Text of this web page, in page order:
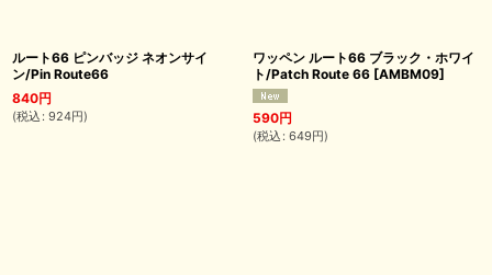
ルート66 ピンバッジ ネオンサイ
ン/Pin Route66
840円
(税込 : 924円)
ワッペン ルート66 ブラック・ホワイ
ト/Patch Route 66 [AMBM09]
590円
(税込 : 649円)